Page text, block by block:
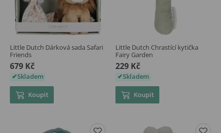
Little Dutch Dárková sada Safari
Friends
679 Kč
Skladem
Koupit
Little Dutch Chrastící kytička
Fairy Garden
229 Kč
Skladem
Koupit